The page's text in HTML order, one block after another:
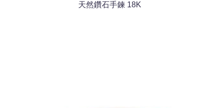
天然鑽石手鍊 18K